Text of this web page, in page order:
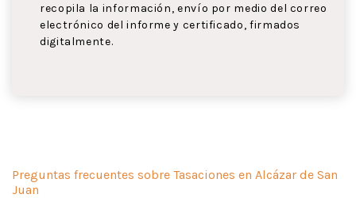
recopila la información, envío por medio del correo
electrónico del informe y certificado, firmados
digitalmente.
Preguntas frecuentes sobre Tasaciones en Alcázar de San
Juan